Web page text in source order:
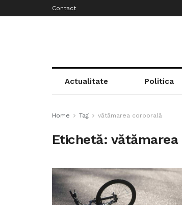
Contact
Actualitate Politica
Home Tag vătămarea corporală
Etichetă: